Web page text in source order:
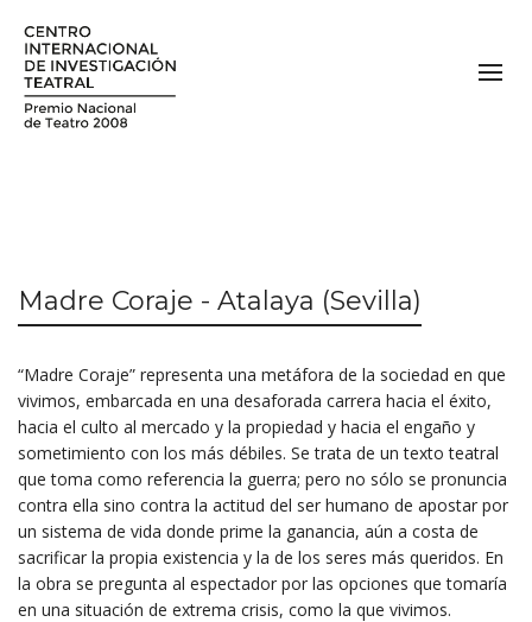
Madre Coraje - Atalaya (Sevilla)
“Madre Coraje” representa una metáfora de la sociedad en que
vivimos, embarcada en una desaforada carrera hacia el éxito,
hacia el culto al mercado y la propiedad y hacia el engaño y
sometimiento con los más débiles. Se trata de un texto teatral
que toma como referencia la guerra; pero no sólo se pronuncia
contra ella sino contra la actitud del ser humano de apostar por
un sistema de vida donde prime la ganancia, aún a costa de
sacrificar la propia existencia y la de los seres más queridos. En
la obra se pregunta al espectador por las opciones que tomaría
en una situación de extrema crisis, como la que vivimos.